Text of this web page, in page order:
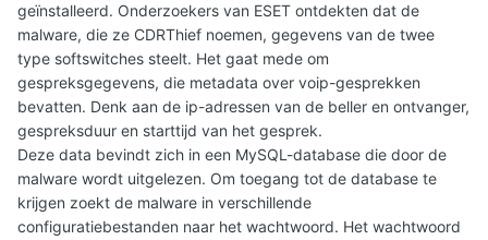
geïnstalleerd. Onderzoekers van ESET ontdekten dat de
malware, die ze CDRThief noemen, gegevens van de twee
type softswitches steelt. Het gaat mede om
gespreksgegevens, die metadata over voip-gesprekken
bevatten. Denk aan de ip-adressen van de beller en ontvanger,
gespreksduur en starttijd van het gesprek.
Deze data bevindt zich in een MySQL-database die door de
malware wordt uitgelezen. Om toegang tot de database te
krijgen zoekt de malware in verschillende
configuratiebestanden naar het wachtwoord. Het wachtwoord